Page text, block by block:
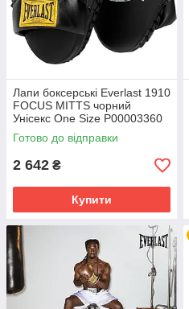
Лапи боксерські Everlast 1910
FOCUS MITTS чорний
Унісекс One Size P00003360
Готово до відправки
2 642 ₴
Купити